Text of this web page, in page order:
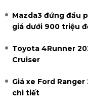
Mazda3 đứng đầu
giá dưới 900 triệu
Toyota 4Runner
Cruiser
Giá xe Ford
chi tiết